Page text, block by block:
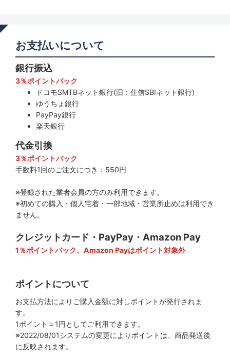
お支払いについて
銀行振込
3％ポイントバック
ドコモSMTBネット銀行(旧：住信SBIネット銀行)
ゆうちょ銀行
PayPay銀行
楽天銀行
代金引換
3％ポイントバック
手数料1回のご注文につき：550円
※登録された業者会員の方のみ利用できます。
※初めての購入・個人宅着・一部地域・営業所止めは利用でき
ません。
クレジットカード・PayPay・Amazon Pay
1％ポイントバック、Amazon Payはポイント対象外
ポイントについて
お支払方法によりご購入金額に対しポイントが発行されま
す。
1ポイント＝1円としてご利用できます。
※2022/08/01システムの変更によりポイントは、商品発送後
に反映されます。